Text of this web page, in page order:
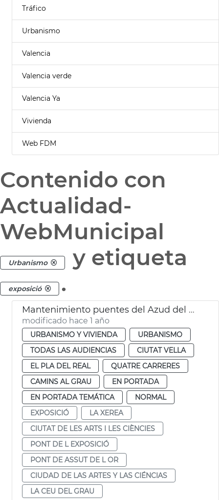
Tráfico
Urbanismo
Valencia
Valencia verde
Valencia Ya
Vivienda
Web FDM
Contenido con
Actualidad-
WebMunicipal
Urbanismo y etiqueta
exposició .
Mantenimiento puentes del Azud del Oro y de la Exposición València
modificado hace 1 año
URBANISMO Y VIVIENDA
URBANISMO
TODAS LAS AUDIENCIAS
CIUTAT VELLA
EL PLA DEL REAL
QUATRE CARRERES
CAMINS AL GRAU
EN PORTADA
EN PORTADA TEMÁTICA
NORMAL
EXPOSICIÓ
LA XEREA
CIUTAT DE LES ARTS I LES CIÈNCIES
PONT DE L EXPOSICIÓ
PONT DE ASSUT DE L OR
CIUDAD DE LAS ARTES Y LAS CIÉNCIAS
LA CEU DEL GRAU